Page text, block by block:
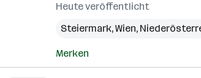
Heute veröffentlicht
Steiermark,Wien,
Merken